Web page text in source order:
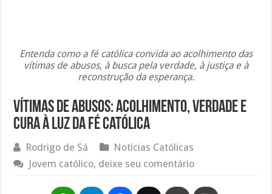
Entenda como a fé católica convida ao acolhimento das
vítimas de abusos, à busca pela verdade, à justiça e à
reconstrução da esperança.
Vítimas de abusos: acolhimento, verdade e
cura à luz da fé católica
Rodrigo de Sá
Notícias Católicas
Jovem católico, deixe seu comentário